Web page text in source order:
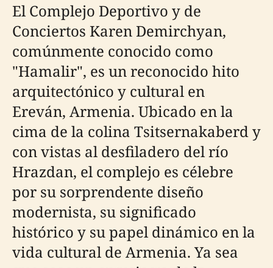
El Complejo Deportivo y de
Conciertos Karen Demirchyan,
comúnmente conocido como
"Hamalir", es un reconocido hito
arquitectónico y cultural en
Ereván, Armenia. Ubicado en la
cima de la colina Tsitsernakaberd y
con vistas al desfiladero del río
Hrazdan, el complejo es célebre
por su sorprendente diseño
modernista, su significado
histórico y su papel dinámico en la
vida cultural de Armenia. Ya sea